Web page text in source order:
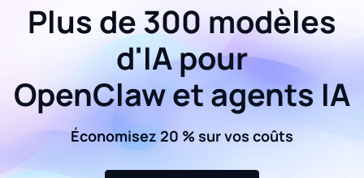
Plus de 300 modèles
d'IA pour
OpenClaw et agents IA
Économisez 20 % sur vos coûts